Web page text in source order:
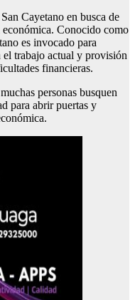
Cayetano en busca de
económica. Conocido como
es invocado para
el trabajo actual y provisión
financieras.
personas busquen
para abrir puertas y